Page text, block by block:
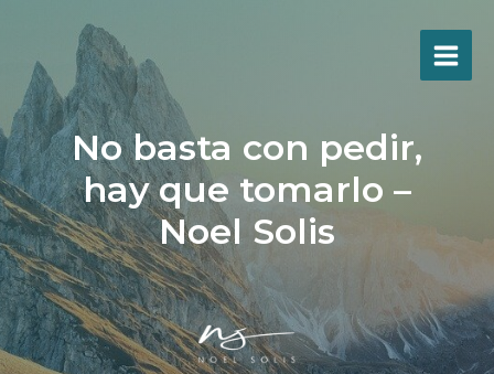
contenido
No basta con pedir,
hay que tomarlo –
Noel Solis